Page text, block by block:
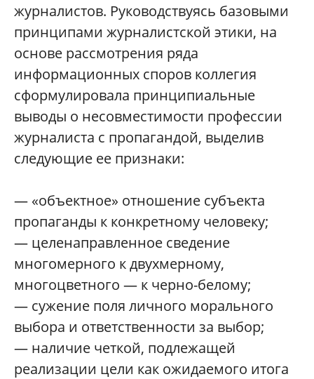
журналистов. Руководствуясь базовыми
принципами журналистской этики, на
основе рассмотрения ряда
информационных споров коллегия
сформулировала принципиальные
выводы о несовместимости профессии
журналиста с пропагандой, выделив
следующие ее признаки:
— «объектное» отношение субъекта
пропаганды к конкретному человеку;
— целенаправленное сведение
многомерного к двухмерному,
многоцветного — к черно-белому;
— сужение поля личного морального
выбора и ответственности за выбор;
— наличие четкой, подлежащей
реализации цели как ожидаемого итога